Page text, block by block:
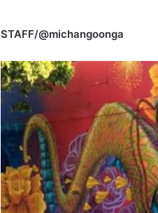
STAFF/@michangoonga